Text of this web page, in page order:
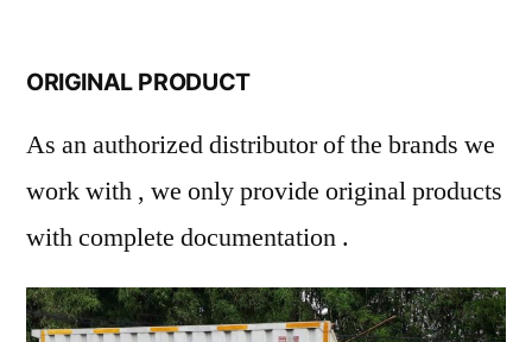
ORIGINAL PRODUCT
As an authorized distributor of the brands we
work with , we only provide original products
with complete documentation .